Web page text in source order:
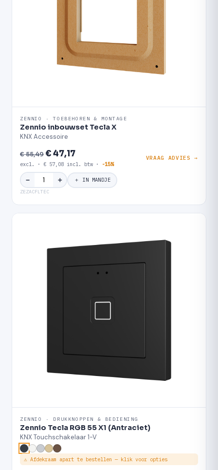
ZENNIO · TOEBEHOREN & MONTAGE
Zennio inbouwset Tecla X
KNX Accessoire
€ 55,49€ 47,17
excl. · € 57,08 incl. btw · -15%
VRAAG ADVIES →
− ＋ ＋ IN MANDJE
ZEZACFLTEC
ZENNIO · DRUKKNOPPEN & BEDIENING
Zennio Tecla RGB 55 X1 (Antraciet)
KNX Touchschakelaar 1-V
⚠ Afdekraam apart te bestellen — klik voor opties